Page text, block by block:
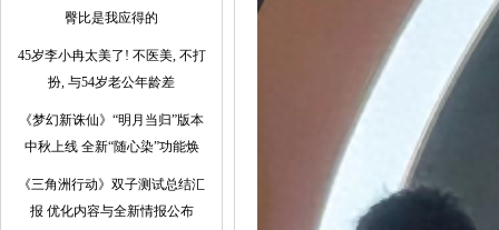
臀比是我应得的
45岁李小冉太美了! 不医美, 不打
扮, 与54岁老公年龄差
《梦幻新诛仙》“明月当归”版本
中秋上线 全新“随心染”功能焕
《三角洲行动》双子测试总结汇
报 优化内容与全新情报公布